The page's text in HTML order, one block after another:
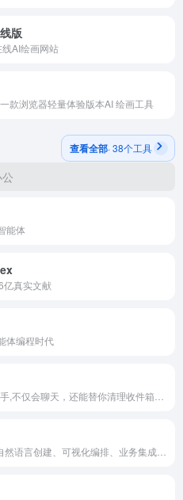
版
AI绘画网站
款浏览器轻量体验版本AI 绘画工具
查看全部· 38个工具
能体
亿真实文献
体编程时代